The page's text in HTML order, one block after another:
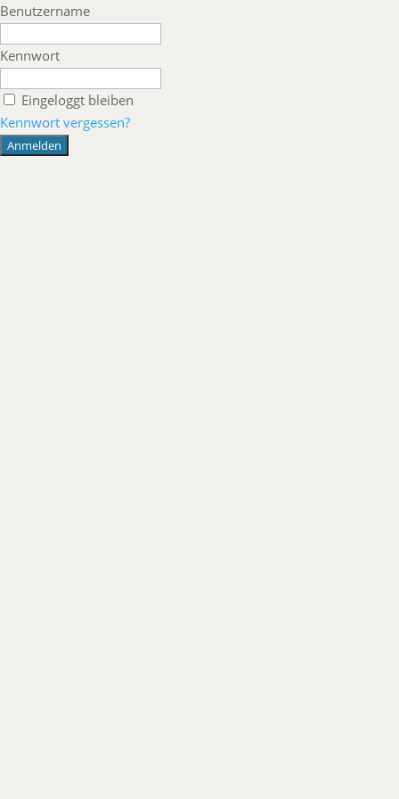
Benutzername
Kennwort
Eingeloggt bleiben
Kennwort vergessen?